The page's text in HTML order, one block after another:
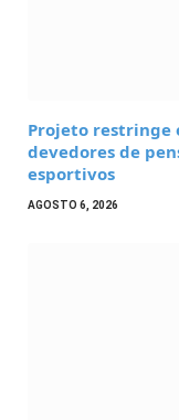
Projeto restringe
devedores de
esportivos
AGOSTO 6, 2026